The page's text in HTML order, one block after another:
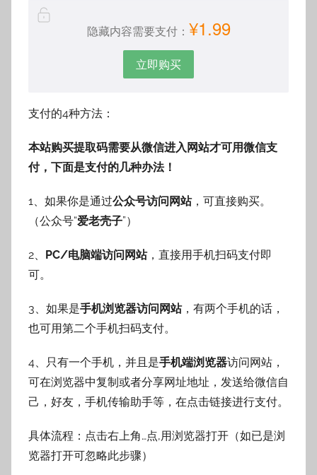
隐藏内容需要支付： ¥1.99
立即购买
支付的4种方法：
本站购买提取码需要从微信进入网站才可用微信支
付，下面是支付的几种办法！
1、如果你是通过公众号访问网站，可直接购买。
（公众号“爱老壳子”）
2、 PC/电脑端访问网站，直接用手机扫码支付即
可。
3、如果是手机浏览器访问网站，有两个手机的话，
也可用第二个手机扫码支付。
4、只有一个手机，并且是手机端浏览器访问网站，
可在浏览器中复制或者分享网址地址，发送给微信自
己，好友，手机传输助手等，在点击链接进行支付。
具体流程：点击右上角…点,用浏览器打开（如已是浏
览器打开可忽略此步骤）